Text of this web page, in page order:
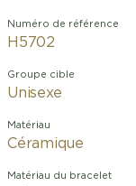
Numéro de référence
H5702
Groupe cible
Unisexe
Matériau
Céramique
Matériau du bracelet